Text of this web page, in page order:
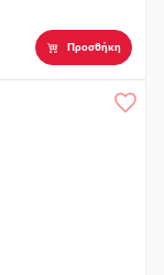
Προσθήκη